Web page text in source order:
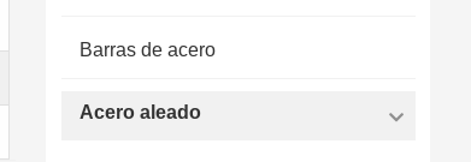
Barras de acero
Acero aleado